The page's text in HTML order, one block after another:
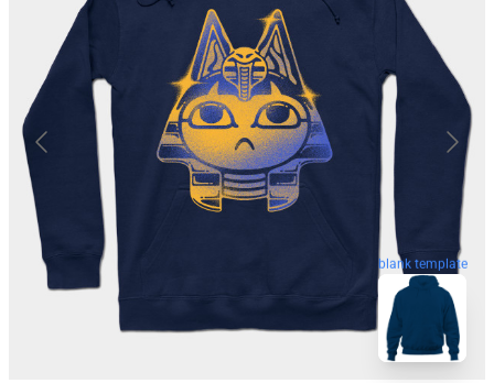
blank template